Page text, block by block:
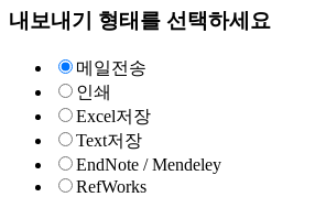
내보내기 형태를 선택하세요
메일전송
인쇄
Excel저장
Text저장
EndNote / Mendeley
RefWorks